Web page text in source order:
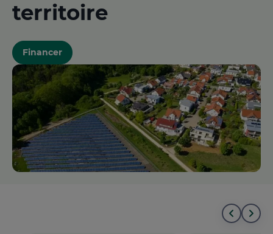
territoire
Financer
Aller